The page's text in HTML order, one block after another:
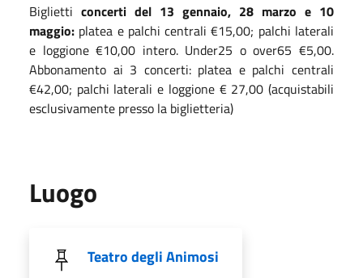
Biglietti concerti del 13 gennaio, 28 marzo e 10
maggio: platea e palchi centrali €15,00; palchi laterali
e loggione €10,00 intero. Under25 o over65 €5,00.
Abbonamento ai 3 concerti: platea e palchi centrali
€42,00; palchi laterali e loggione € 27,00 (acquistabili
esclusivamente presso la biglietteria)
Luogo
Teatro degli Animosi